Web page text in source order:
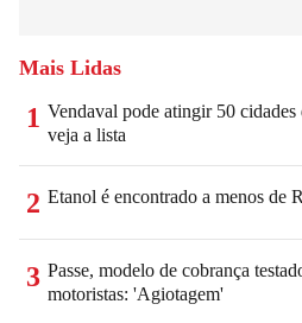
Mais Lidas
1 Vendaval pode atingir 50
veja a lista
2 Etanol é encontrado a menos de
3 Passe, modelo de cobrança
motoristas: 'Agiotagem'